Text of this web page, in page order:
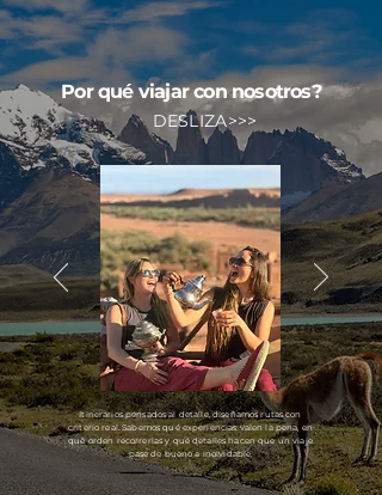
Por qué viajar con nosotros?
DESLIZA>>>
Itinerarios pensados al detalle, diseñamos rutas con
criterio real. Sabemos qué experiencias valen la pena, en
qué orden recorrerlas y qué detalles hacen que un viaje
pase de bueno a inolvidable.